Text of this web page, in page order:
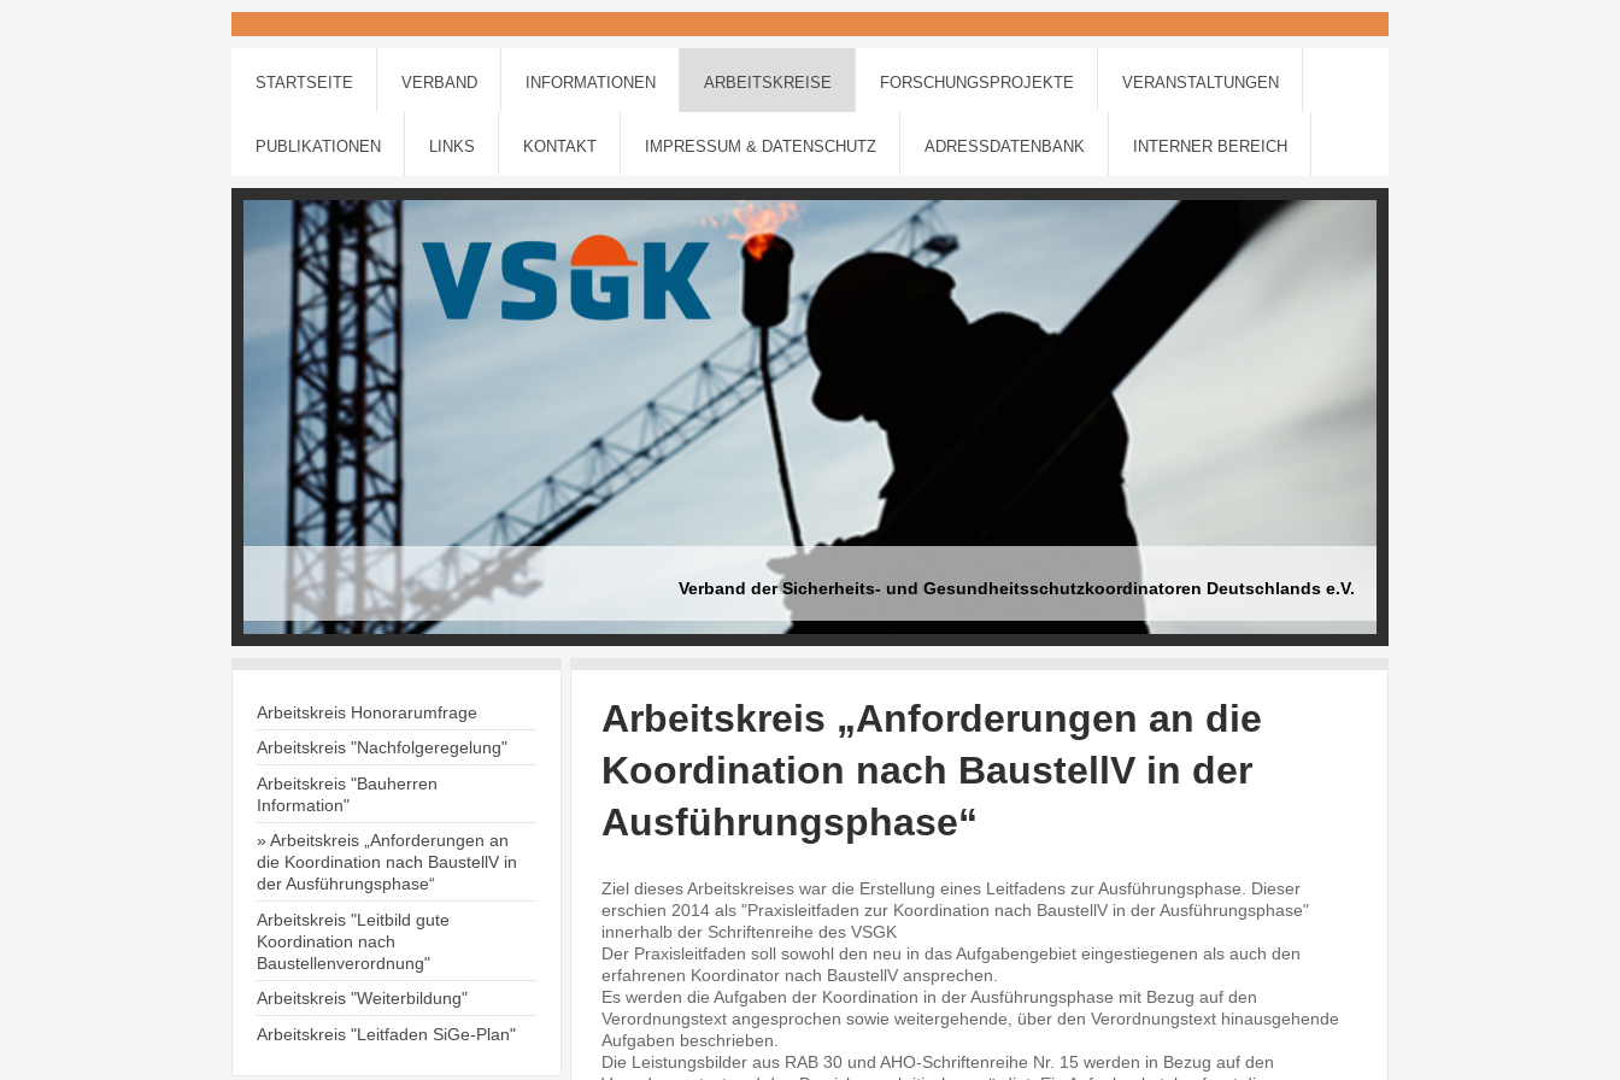
STARTSEITE VERBAND INFORMATIONEN ARBEITSKREISE FORSCHUNGSPROJEKTE VERANSTALTUNGEN
PUBLIKATIONEN LINKS KONTAKT IMPRESSUM & DATENSCHUTZ ADRESSDATENBANK INTERNER BEREICH
Verband der Sicherheits- und Gesundheitsschutzkoordinatoren Deutschlands e.V.
Arbeitskreis „Anforderungen an die
Koordination nach BaustellV in der
Ausführungsphase“
Ziel dieses Arbeitskreises war die Erstellung eines Leitfadens zur Ausführungsphase. Dieser
erschien 2014 als "Praxisleitfaden zur Koordination nach BaustellV in der Ausführungsphase"
innerhalb der Schriftenreihe des VSGK
Der Praxisleitfaden soll sowohl den neu in das Aufgabengebiet eingestiegenen als auch den
erfahrenen Koordinator nach BaustellV ansprechen.
Es werden die Aufgaben der Koordination in der Ausführungsphase mit Bezug auf den
Verordnungstext angesprochen sowie weitergehende, über den Verordnungstext hinausgehende
Aufgaben beschrieben.
Die Leistungsbilder aus RAB 30 und AHO-Schriftenreihe Nr. 15 werden in Bezug auf den
Arbeitskreis Honorarumfrage
Arbeitskreis "Nachfolgeregelung"
Arbeitskreis "Bauherren
Information"
Arbeitskreis „Anforderungen an
die Koordination nach BaustellV in
der Ausführungsphase“
Arbeitskreis "Leitbild gute
Koordination nach
Baustellenverordnung"
Arbeitskreis "Weiterbildung"
Arbeitskreis "Leitfaden SiGe-Plan"